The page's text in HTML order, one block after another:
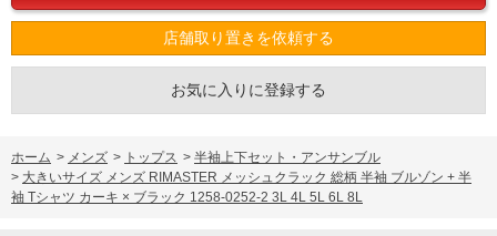
店舗取り置きを依頼する
お気に入りに登録する
ホーム > メンズ > トップス > 半袖上下セット・アンサンブル
> 大きいサイズ メンズ RIMASTER メッシュクラック 総柄 半袖 ブルゾン + 半
袖 Tシャツ カーキ × ブラック 1258-0252-2 3L 4L 5L 6L 8L